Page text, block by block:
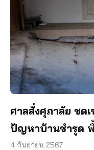
ศาลสั่งศุภาลัย ชด
ปัญหาบ้านชำรุด
4 กันยายน 2567